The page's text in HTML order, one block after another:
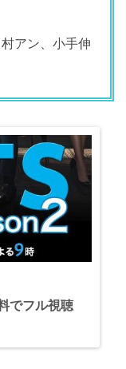
アン、小手伸
でフル視聴